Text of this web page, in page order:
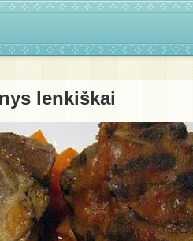
lenkiškai